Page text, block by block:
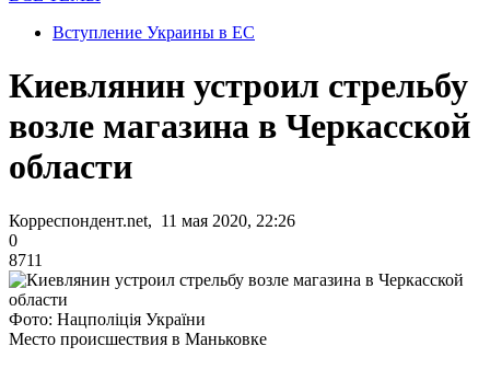
Вступление Украины в ЕС
Киевлянин устроил стрельбу
возле магазина в Черкасской
области
Корреспондент.net, 11 мая 2020, 22:26
0
8711
Фото: Нацполіція України
Место происшествия в Маньковке